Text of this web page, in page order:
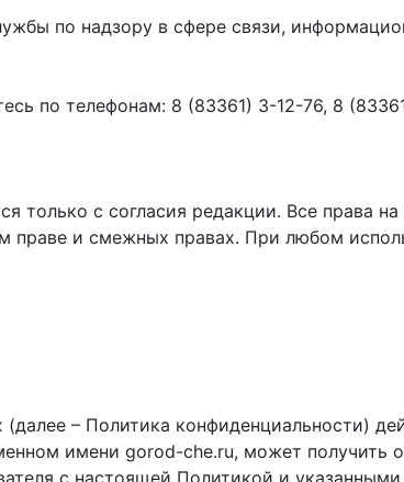
по надзору в сфере связи,
по телефонам: 8 (83361) 3-12-76, 8
только с согласия редакции. Все права
праве и смежных правах. При любом
– Политика конфиденциальности)
имени gorod-che.ru, может получить